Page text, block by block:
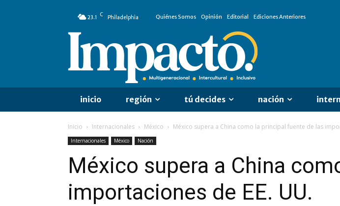
23.1 C Philadelphia Quiénes Somos Opinión Editorial Ediciones Anteriores
inicio región tú decides nación
Inicio Internacionales México México supera a China como la principal fuente de las
Internacionales México Nación
México supera a China
importaciones de EE. UU.